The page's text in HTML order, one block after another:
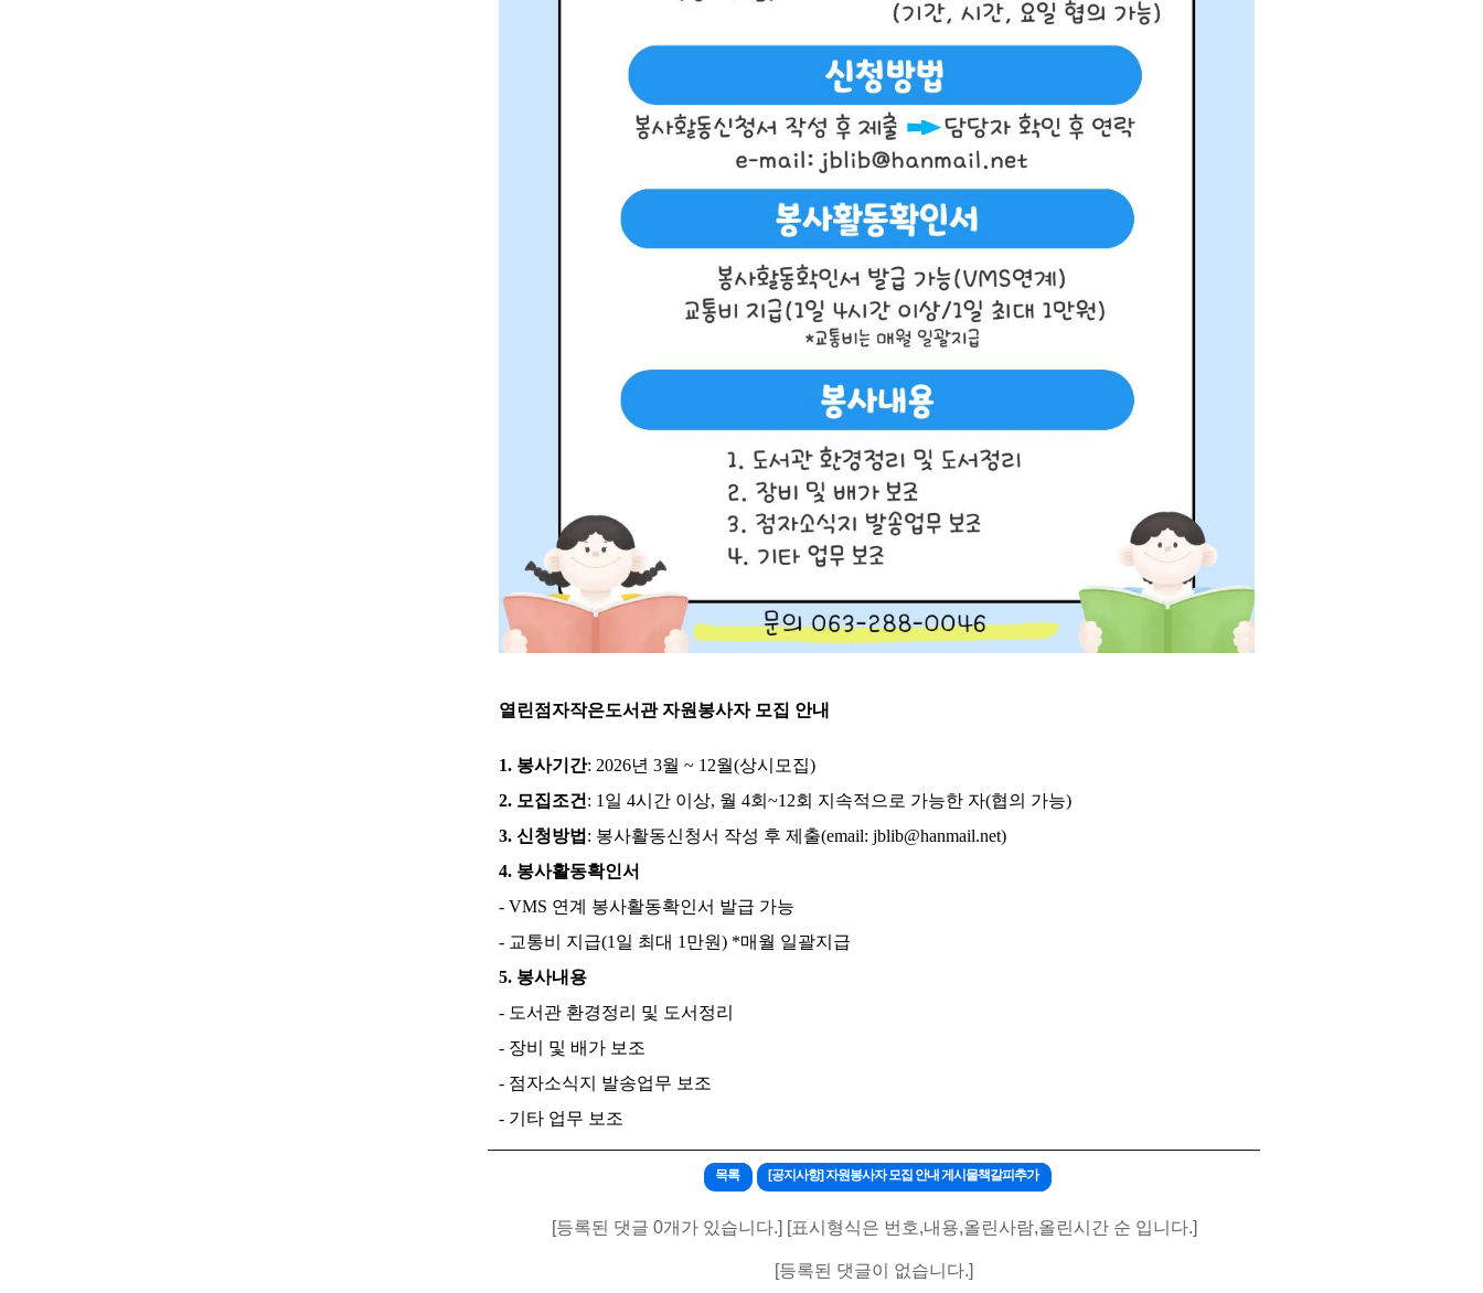
열린점자작은도서관 자원봉사자 모집 안내
1. 봉사기간: 2026년 3월 ~ 12월(상시모집)
2. 모집조건 : 1일 4시간 이상, 월 4회~12회 지속적으로 가능한 자(협의 가능)
3. 신청방법 : 봉사활동신청서 작성 후 제출(email: jblib@hanmail.net)
4. 봉사활동확인서
- VMS 연계 봉사활동확인서 발급 가능
- 교통비 지급(1일 최대 1만원) *매월 일괄지급
5. 봉사내용
- 도서관 환경정리 및 도서정리
- 장비 및 배가 보조
- 점자소식지 발송업무 보조
- 기타 업무 보조
목록 [공지사항] 자원봉사자 모집 안내 게시물책갈피추가
[등록된 댓글 0개가 있습니다.] [표시형식은 번호,내용,올린사람,올린시간 순 입니다.]
[등록된 댓글이 없습니다.]